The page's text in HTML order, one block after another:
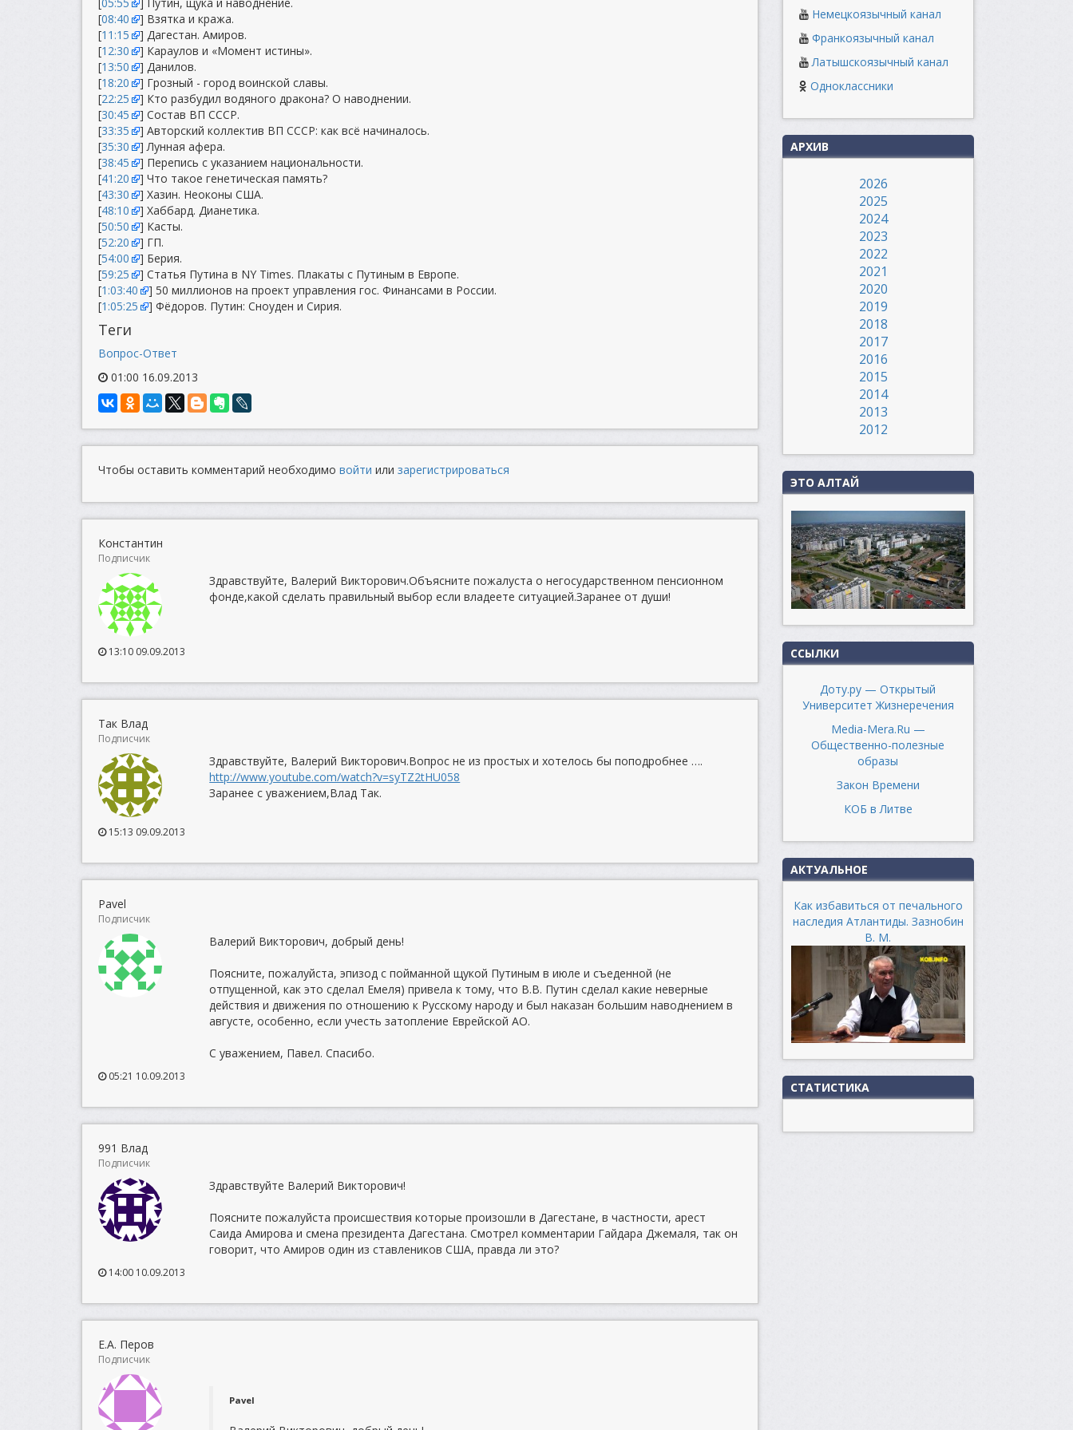
[08:40
] Взятка и кража.
[11:15
] Дагестан. Амиров.
[12:30
] Караулов и «Момент истины».
[13:50
] Данилов.
[18:20
] Грозный - город воинской славы.
[22:25
] Кто разбудил водяного дракона? О наводнении.
[30:45
] Состав ВП СССР.
[33:35
] Авторский коллектив ВП СССР: как всё начиналось.
[35:30
] Лунная афера.
[38:45
] Перепись с указанием национальности.
[41:20
] Что такое генетическая память?
[43:30
] Хазин. Неоконы США.
[48:10
] Хаббард. Дианетика.
[50:50
] Касты.
[52:20
] ГП.
[54:00
] Берия.
[59:25
] Статья Путина в NY Times. Плакаты с Путиным в Европе.
[1:03:40
] 50 миллионов на проект управления гос. Финансами в России.
[1:05:25 ] Фёдоров. Путин: Сноуден и Сирия.
Теги
Вопрос-Ответ
01:00 16.09.2013
Чтобы оставить комментарий необходимо войти или зарегистрироваться
Константин
Подписчик
Здравствуйте, Валерий Викторович.Объясните пожалуста о негосударственном пенсионном
фонде,какой сделать правильный выбор если владеете ситуацией.Заранее от души!
13:10 09.09.2013
Так Влад
Подписчик
Здравствуйте, Валерий Викторович.Вопрос не из простых и хотелось бы поподробнее ….
http://www.youtube.com/watch?v=syTZ2tHU058
Заранее с уважением,Влад Так.
15:13 09.09.2013
Pavel
Подписчик
Валерий Викторович, добрый день!
Поясните, пожалуйста, эпизод с пойманной щукой Путиным в июле и съеденной (не
отпущенной, как это сделал Емеля) привела к тому, что В.В. Путин сделал какие неверные
действия и движения по отношению к Русскому народу и был наказан большим наводнением в
августе, особенно, если учесть затопление Еврейской АО.
С уважением, Павел. Спасибо.
05:21 10.09.2013
991 Влад
Подписчик
Здравствуйте Валерий Викторович!
Поясните пожалуйста проиcшествия которые произошли в Дагестане, в частности, арест
Саида Амирова и смена президента Дагестана. Смотрел комментарии Гайдара Джемаля, так он
говорит, что Амиров один из ставлеников США, правда ли это?
14:00 10.09.2013
Е.А. Перов
Подписчик
Pavel
Немецкоязычный канал
Франкоязычный канал
Латышскоязычный канал
Одноклассники
АРХИВ
2026
2025
2024
2023
2022
2021
2020
2019
2018
2017
2016
2015
2014
2013
2012
ЭТО АЛТАЙ
ССЫЛКИ
Доту.ру — Открытый
Университет Жизнеречения
Media-Mera.Ru —
Общественно-полезные
образы
Закон Времени
КОБ в Литве
АКТУАЛЬНОЕ
Как избавиться от печального
наследия Атлантиды. Зазнобин
В. М.
СТАТИСТИКА